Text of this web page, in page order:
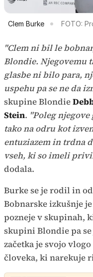
Clem Burke FOTO:
"Clem ni bil le
Blondie. Njegovemu
glasbe ni bilo para,
uspehu pa se ne da
skupine Blondie
Stein. "Poleg
tako na odru kot
entuziazem in trdna
vseh, ki so imeli
dodala.
Burke se je rodil in
Bobnarske izkušnje
pozneje v skupinah,
skupini Blondie pa
začetka je svojo
človeka, ki narekuje